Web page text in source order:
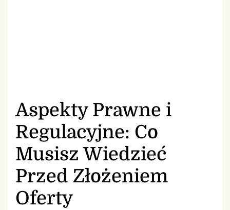
Aspekty Prawne i
Regulacyjne: Co
Musisz Wiedzieć
Przed Złożeniem
Oferty